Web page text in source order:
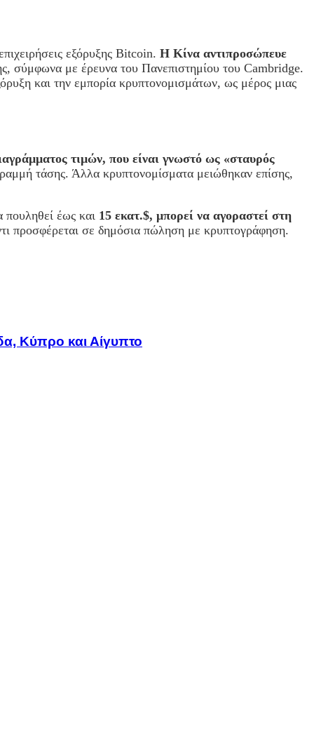
εξόρυξης Bitcoin. Η Κίνα αντιπροσώπευε
σύμφωνα με έρευνα του Πανεπιστημίου του Cambridge.
και την εμπορία κρυπτονομισμάτων, ως μέρος μιας
τιμών, που είναι γνωστό ως «σταυρός
τάσης. Άλλα κρυπτονομίσματα μειώθηκαν επίσης,
πουληθεί έως και 15 εκατ.$, μπορεί να αγοραστεί στη
προσφέρεται σε δημόσια πώληση με κρυπτογράφηση.
Κύπρο και Αίγυπτο